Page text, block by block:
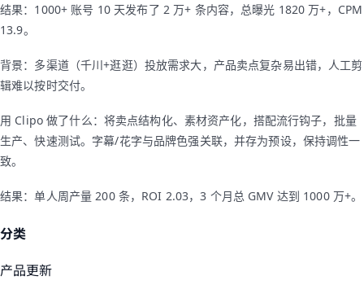
结果：1000+ 账号 10 天发布了 2 万+ 条内容，总曝光 1820 万+，CPM
13.9。
背景：多渠道（千川+逛逛）投放需求大，产品卖点复杂易出错，人工剪
辑难以按时交付。
用 Clipo 做了什么：将卖点结构化、素材资产化，搭配流行钩子，批量
生产、快速测试。字幕/花字与品牌色强关联，并存为预设，保持调性一
致。
结果：单人周产量 200 条，ROI 2.03，3 个月总 GMV 达到 1000 万+。
分类
产品更新